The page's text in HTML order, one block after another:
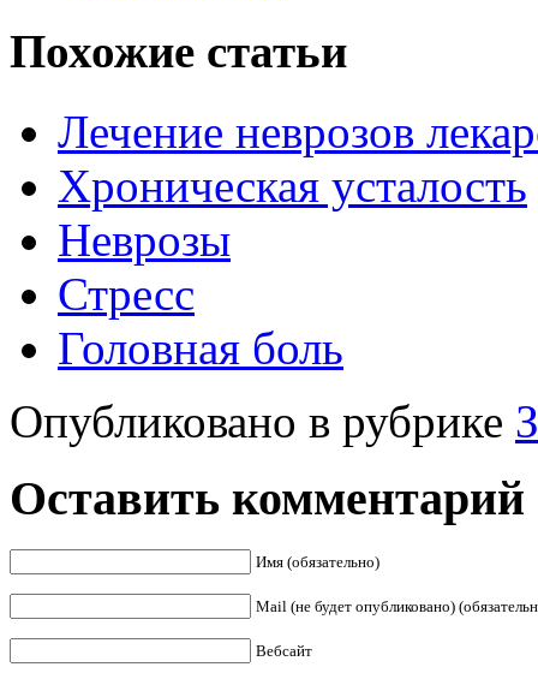
Похожие статьи
Лечение неврозов
Хроническая усталость
Неврозы
Стресс
Головная боль
Опубликовано в рубрике
Оставить комментарий
Имя (обязательно)
Mail (не будет опубликовано)
Вебсайт